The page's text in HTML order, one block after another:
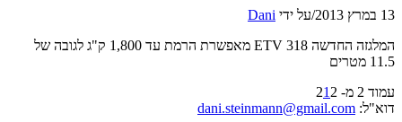
13 במרץ 2013 /על ידי Dani
המלגזה החדשה ETV 318 מאפשרת הרמת עד 1,800 ק"ג לגובה של
11.5 מטרים
עמוד 2 מ- 2
1 2
דוא"ל: dani.steinmann@gmail.com